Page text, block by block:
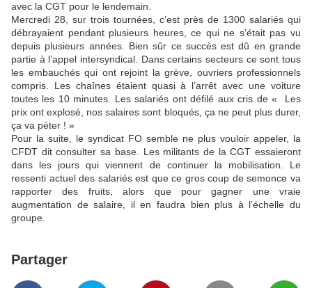
avec la CGT pour le lendemain.
Mercredi 28, sur trois tournées, c’est près de 1300 salariés qui
débrayaient pendant plusieurs heures, ce qui ne s’était pas vu
depuis plusieurs années. Bien sûr ce succès est dû en grande
partie à l’appel intersyndical. Dans certains secteurs ce sont tous
les embauchés qui ont rejoint la grève, ouvriers professionnels
compris. Les chaînes étaient quasi à l’arrêt avec une voiture
toutes les 10 minutes. Les salariés ont défilé aux cris de « Les
prix ont explosé, nos salaires sont bloqués, ça ne peut plus durer,
ça va péter ! »
Pour la suite, le syndicat FO semble ne plus vouloir appeler, la
CFDT dit consulter sa base. Les militants de la CGT essaieront
dans les jours qui viennent de continuer la mobilisation. Le
ressenti actuel des salariés est que ce gros coup de semonce va
rapporter des fruits, alors que pour gagner une vraie
augmentation de salaire, il en faudra bien plus à l’échelle du
groupe.
Partager